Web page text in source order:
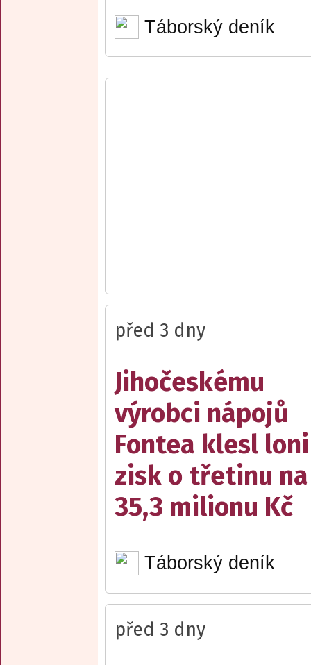
Táborský deník
před 3 dny
Jihočeskému
výrobci nápojů
Fontea klesl loni
zisk o třetinu na
35,3 milionu Kč
Táborský deník
před 3 dny